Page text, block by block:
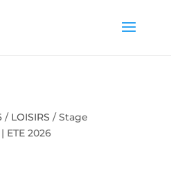
/ LOISIRS / Stage
ETE 2026